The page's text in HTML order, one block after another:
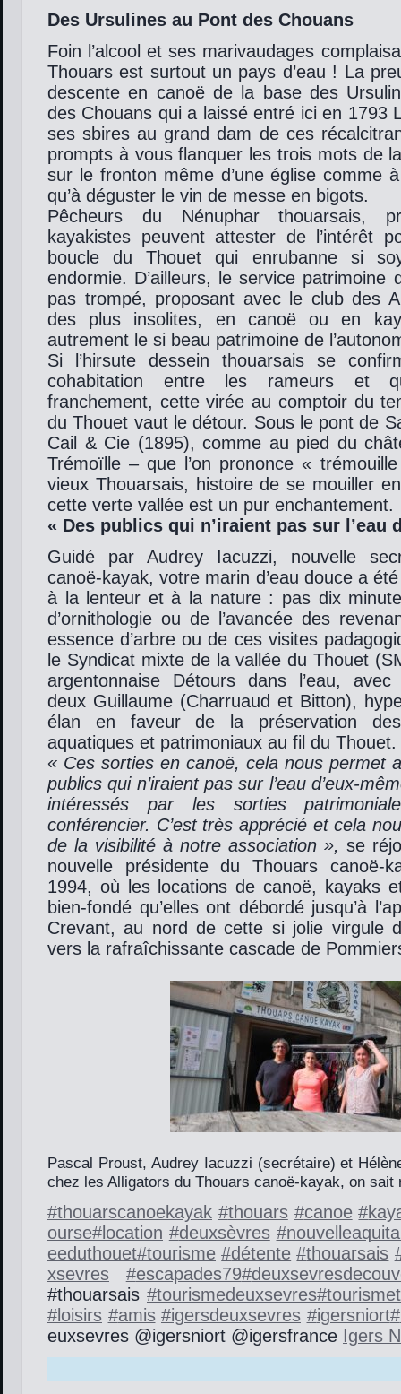
Des Ursulines au Pont des Chouans
Foin l’alcool et ses marivaudages
Thouars est surtout un pays d’eau ! La
descente en canoë de la base des
des Chouans qui a laissé entré ici en 1793
ses sbires au grand dam de ces
prompts à vous flanquer les trois mots de
sur le fronton même d’une église comme
qu’à déguster le vin de messe en bigots.
Pêcheurs du Nénuphar thouarsais,
kayakistes peuvent attester de l’intérêt
boucle du Thouet qui enrubanne si
endormie. D’ailleurs, le service patrimoine
pas trompé, proposant avec le club des
des plus insolites, en canoë ou en
autrement le si beau patrimoine de
Si l’hirsute dessein thouarsais se
cohabitation entre les rameurs et
franchement, cette virée au comptoir du
du Thouet vaut le détour. Sous le pont de
Cail & Cie (1895), comme au pied du
Trémoïlle – que l’on prononce «
vieux Thouarsais, histoire de se mouiller
cette verte vallée est un pur enchantement.
« Des publics qui n’iraient pas sur l’eau
Guidé par Audrey Iacuzzi, nouvelle
canoë-kayak, votre marin d’eau douce a
à la lenteur et à la nature : pas dix
d’ornithologie ou de l’avancée des
essence d’arbre ou de ces visites
le Syndicat mixte de la vallée du Thouet
argentonnaise Détours dans l’eau,
deux Guillaume (Charruaud et Bitton),
élan en faveur de la préservation
aquatiques et patrimoniaux au fil du Thouet.
« Ces sorties en canoë, cela nous permet
publics qui n’iraient pas sur l’eau d’eux-
intéressés par les sorties
conférencier. C’est très apprécié et cela
de la visibilité à notre association », se
nouvelle présidente du Thouars canoë-
1994, où les locations de canoë, kayaks
bien-fondé qu’elles ont débordé jusqu’à
Crevant, au nord de cette si jolie virgule
vers la rafraîchissante cascade de
Pascal Proust, Audrey Iacuzzi (secrétaire) et
chez les Alligators du Thouars canoë-kayak, on sait
#thouarscanoekayak #thouars #canoe #
ourse# location #deuxsèvres #
eeduthouet#tourisme #détente #thouarsais
xsevres
#escapades79#
#thouarsais #tourismedeuxsevres#
# loisirs #amis #igersdeuxsevres #igersniort#
euxsevres @igersniort @igersfrance Igers